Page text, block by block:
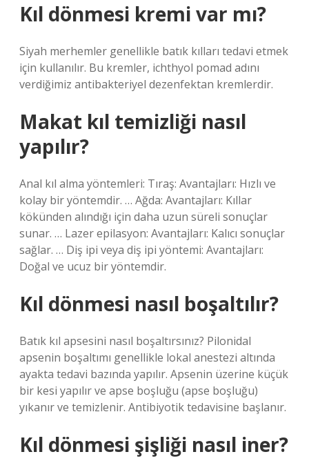
Kıl dönmesi kremi var mı?
Siyah merhemler genellikle batık kılları tedavi etmek
için kullanılır. Bu kremler, ichthyol pomad adını
verdiğimiz antibakteriyel dezenfektan kremlerdir.
Makat kıl temizliği nasıl
yapılır?
Anal kıl alma yöntemleri: Tıraş: Avantajları: Hızlı ve
kolay bir yöntemdir. … Ağda: Avantajları: Kıllar
kökünden alındığı için daha uzun süreli sonuçlar
sunar. … Lazer epilasyon: Avantajları: Kalıcı sonuçlar
sağlar. … Diş ipi veya diş ipi yöntemi: Avantajları:
Doğal ve ucuz bir yöntemdir.
Kıl dönmesi nasıl boşaltılır?
Batık kıl apsesini nasıl boşaltırsınız? Pilonidal
apsenin boşaltımı genellikle lokal anestezi altında
ayakta tedavi bazında yapılır. Apsenin üzerine küçük
bir kesi yapılır ve apse boşluğu (apse boşluğu)
yıkanır ve temizlenir. Antibiyotik tedavisine başlanır.
Kıl dönmesi şişliği nasıl iner?